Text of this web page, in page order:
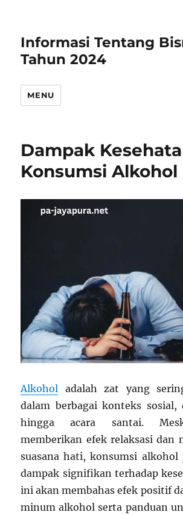
Informasi Tentang
Tahun 2024
MENU
Dampak
Konsumsi Alkohol
Alkohol adalah zat yang
dalam berbagai konteks sosial,
hingga acara santai.
memberikan efek relaksasi dan
suasana hati, konsumsi
dampak signifikan terhadap
ini akan membahas efek positif
minum alkohol serta panduan